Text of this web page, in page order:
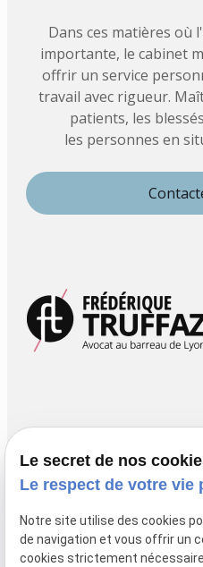
Dans ces matières où
importante, le cabinet
offrir un service
travail avec rigueur.
patients, les
les personnes en
Le secret de nos
Le respect de votre vie
Notre site utilise des cookies
de navigation et vous offrir un
cookies strictement